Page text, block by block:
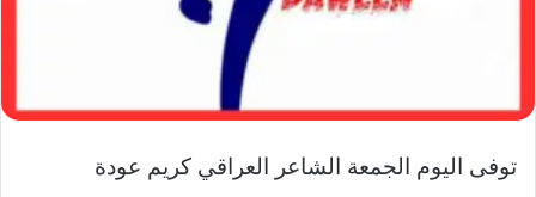
توفى اليوم الجمعة الشاعر العراقي كريم عودة